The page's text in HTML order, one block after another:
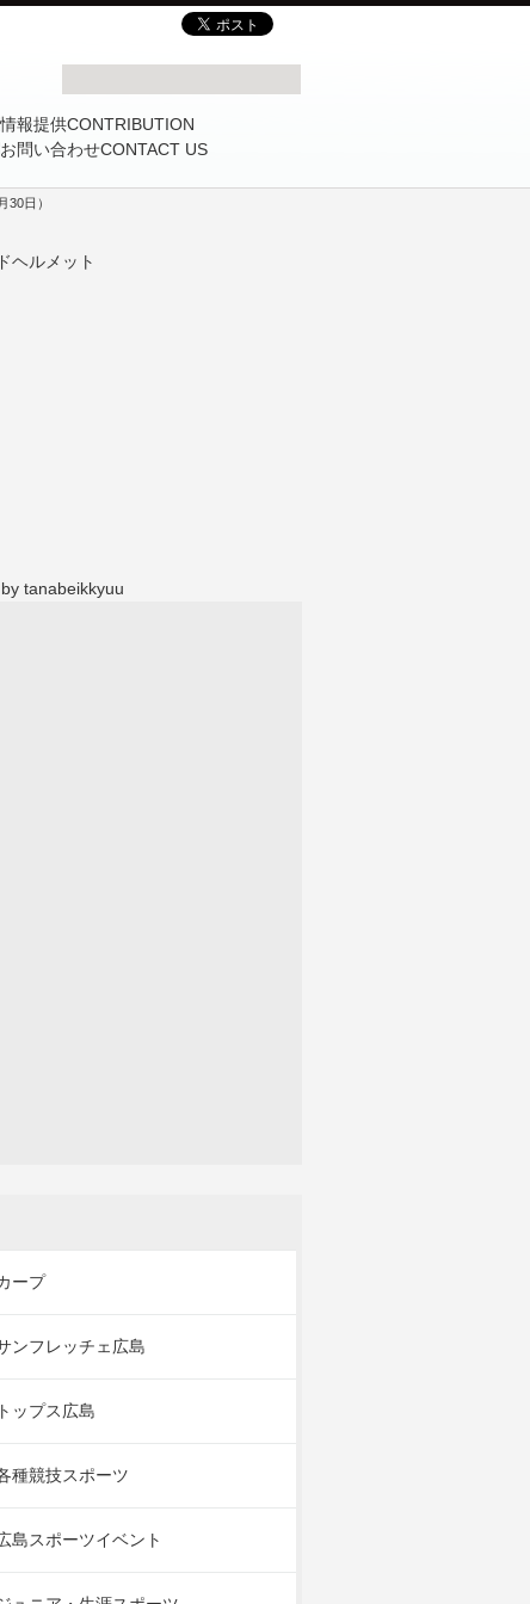
30日）
tanabeikkyuu
ープ
ンフレッチェ広島
トップス広島
種競技スポーツ
島スポーツイベント